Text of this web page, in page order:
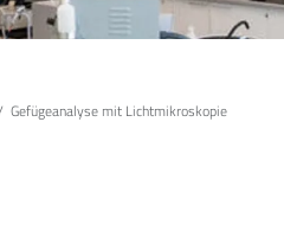
Gefügeanalyse mit Lichtmikroskopie